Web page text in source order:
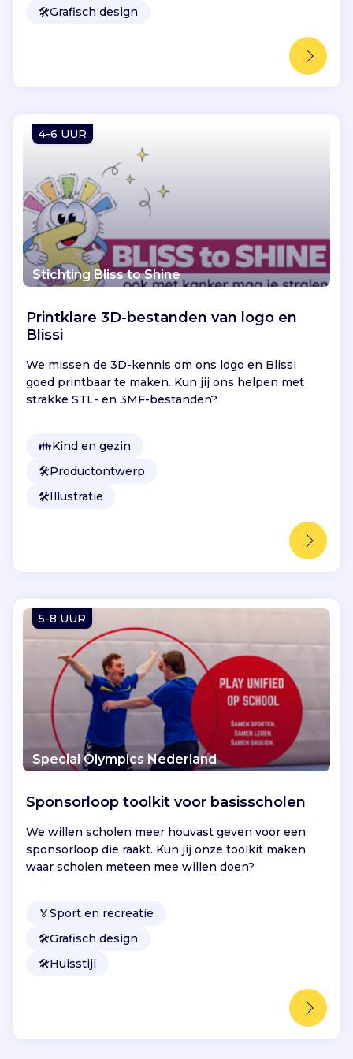
🛠️Grafisch design
4-6 UUR
Stichting Bliss to Shine
Printklare 3D-bestanden van logo en
Blissi
We missen de 3D-kennis om ons logo en Blissi
goed printbaar te maken. Kun jij ons helpen met
strakke STL- en 3MF-bestanden?
👪Kind en gezin
🛠️Productontwerp
🛠️Illustratie
5-8 UUR
Special Olympics Nederland
Sponsorloop toolkit voor basisscholen
We willen scholen meer houvast geven voor een
sponsorloop die raakt. Kun jij onze toolkit maken
waar scholen meteen mee willen doen?
🏅Sport en recreatie
🛠️Grafisch design
🛠️Huisstijl